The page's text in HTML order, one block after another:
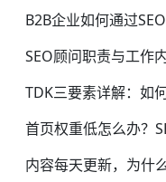
B2B企业如何通过
SEO顾问职责与工作
TDK三要素详解：如
首页权重低怎么办？